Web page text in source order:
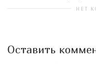
НЕТ
Оставить